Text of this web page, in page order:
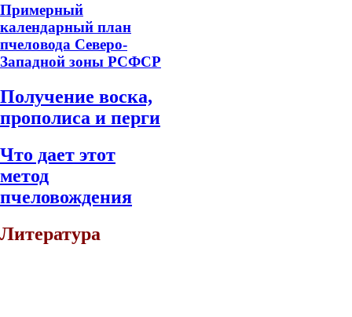
Примерный
календарный план
пчеловода Северо-
Западной зоны РСФСР
Получение воска,
прополиса и перги
Что дает этот
метод
пчеловождения
Литература